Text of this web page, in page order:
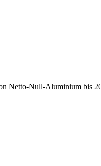
Netto-Null-Aluminium bis